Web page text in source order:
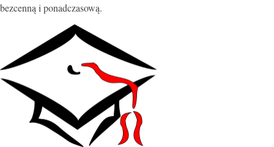
bezcenną i ponadczasową.